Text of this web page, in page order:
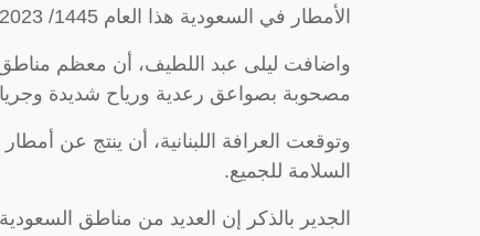
الأمطار في السعودية هذا العام 1445/ 2023، ستكون مختلفة تماماً عن الأعوام السابقة.
واضافت ليلى عبد اللطيف، أن معظم
مصحوبة بصواعق رعدية ورياح شديدة
وتوقعت العرافة اللبنانية، أن ينتج عن
السلامة للجميع.
الجدير بالذكر إن العديد من مناطق